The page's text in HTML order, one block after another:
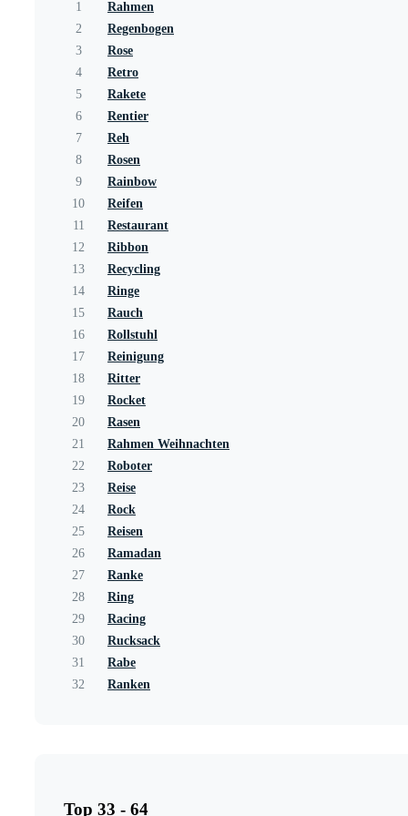
1
Rahmen
2
Regenbogen
3
Rose
4
Retro
5
Rakete
6
Rentier
7
Reh
8
Rosen
9
Rainbow
10
Reifen
11
Restaurant
12
Ribbon
13
Recycling
14
Ringe
15
Rauch
16
Rollstuhl
17
Reinigung
18
Ritter
19
Rocket
20
Rasen
21
Rahmen Weihnachten
22
Roboter
23
Reise
24
Rock
25
Reisen
26
Ramadan
27
Ranke
28
Ring
29
Racing
30
Rucksack
31
Rabe
32
Ranken
Top 33 - 64